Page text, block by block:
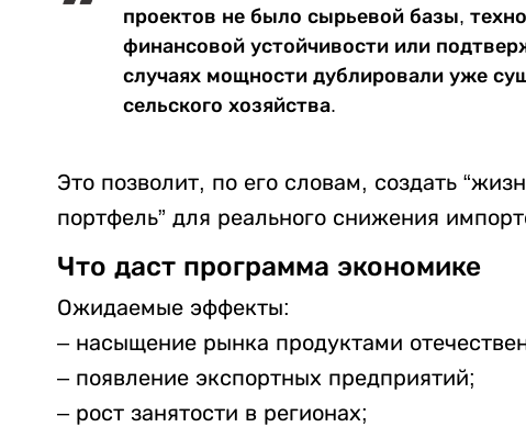
проектов не было сырьевой базы,
финансовой устойчивости или
случаях мощности дублировали уже
сельского хозяйства.
Это позволит, по его словам, создать
портфель” для реального снижения
Что даст программа экономике
Ожидаемые эффекты:
– насыщение рынка продуктами
– появление экспортных предприятий;
– рост занятости в регионах;